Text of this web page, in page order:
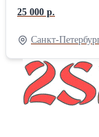
обтянутые кожей и
мельхиоре.
деревянный, с
прозрачного
25 000 р.
Санкт-